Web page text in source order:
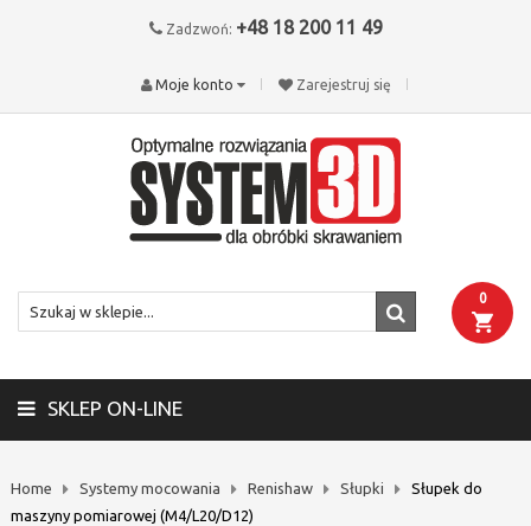
Zadzwoń: +48 18 200 11 49
Zarejestruj się
Moje konto
0
SKLEP ON-LINE
Home Systemy mocowania Renishaw Słupki
Słupek do
maszyny pomiarowej (M4/L20/D12)